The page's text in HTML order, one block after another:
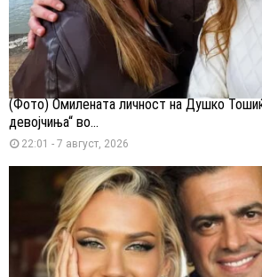
(Фото) Омилената личност на Душко
девојчиња“ во...
22:01 - 7 август, 2026